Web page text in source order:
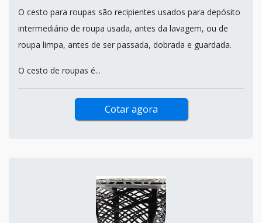
O cesto para roupas são recipientes usados para depósito
intermediário de roupa usada, antes da lavagem, ou de
roupa limpa, antes de ser passada, dobrada e guardada.
O cesto de roupas é...
Cotar agora